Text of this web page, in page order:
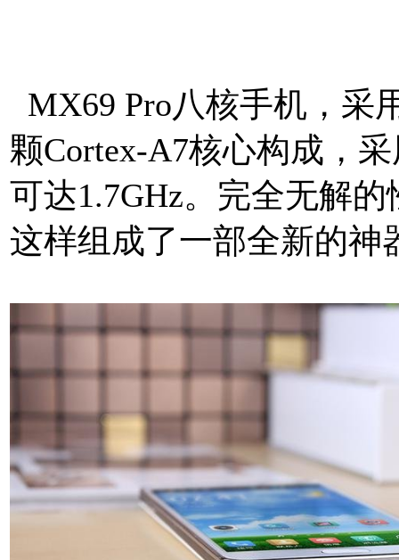
MX69 Pro八核手机，采
颗Cortex-A7核心构成，
可达1.7GHz。完全无解
这样组成了一部全新的神